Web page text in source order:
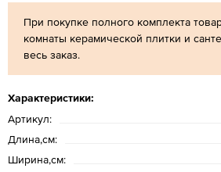
При покупке полного комплекта
комнаты керамической плитки и
весь заказ.
Характеристики:
Артикул:
Длина,см:
Ширина,см: